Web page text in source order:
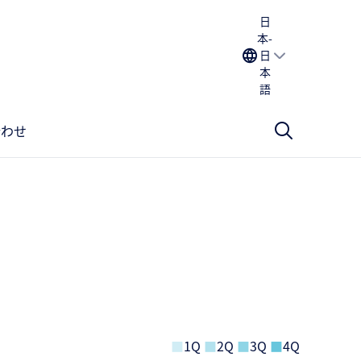
日
本-
日
本
語
せ
■1Q ■2Q ■3Q ■4Q